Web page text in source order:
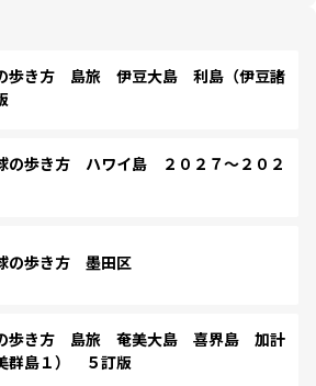
歩き方 島旅 伊豆大島 利島（伊豆諸
の歩き方 ハワイ島 ２０２７～２０２
の歩き方 墨田区
歩き方 島旅 奄美大島 喜界島 加計
群島１） ５訂版